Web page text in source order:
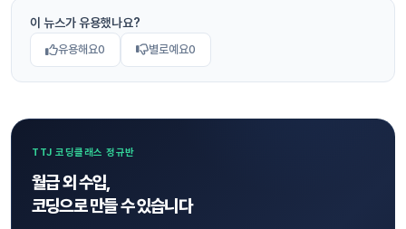
이 뉴스가 유용했나요?
유용해요0 별로예요0
TTJ 코딩클래스 정규반
월급 외 수입,
코딩으로 만들 수 있습니다